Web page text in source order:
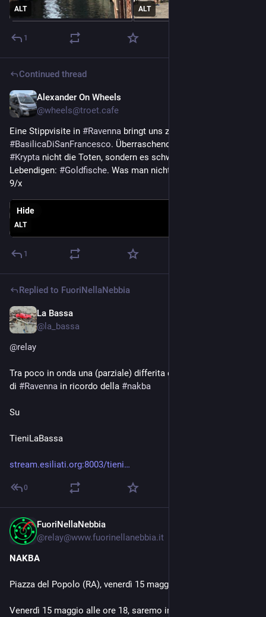
ALT ALT
1
Continued thread
Alexander On Wheels
@wheels@troet.cafe
Eine Stippvisite in #Ravenna
#BasilicaDiSanFrancesco
#Krypta nicht die Toten, sondern es schwimmen die
Lebendigen: #Goldfische. Was man nicht alles erleben kann!
9/x
ALT
Hide
1
Replied to FuoriNellaNebbia
La Bassa
@ la_bassa
@relay
Tra poco in onda una (parziale) differita della manifestazione
di #Ravenna in ricordo della #nakba
Su
TieniLaBassa
stream.esiliati.org:8003/tieni
0
FuoriNellaNebbia
@relay@www.fuorinellanebbia.it
NAKBA
Piazza del Popolo (RA), venerdì 15 maggio alle ore 18:00 CEST
Venerdì 15 maggio alle ore 18, saremo in piazza insieme alla